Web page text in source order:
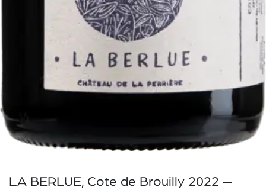
LA BERLUE, Cote de Brouilly 2022 —